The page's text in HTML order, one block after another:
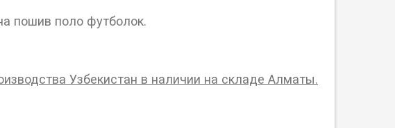
пошив поло футболок.
Узбекистан в наличии на складе Алматы.